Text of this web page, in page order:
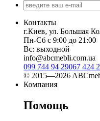
Контакты
г.Киев, ул. Большая
Пн-Сб с 9:00 до 21:00
Вс: выходной
info@abcmebli.com.ua
099 744 94 29067 424
© 2015—2026
Компания
Помощь